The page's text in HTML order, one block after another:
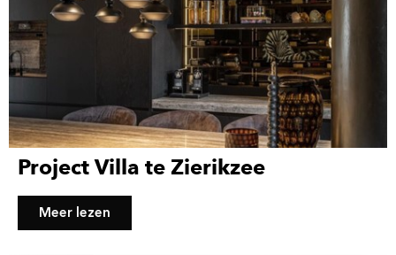
Project Villa te Zierikzee
Meer lezen